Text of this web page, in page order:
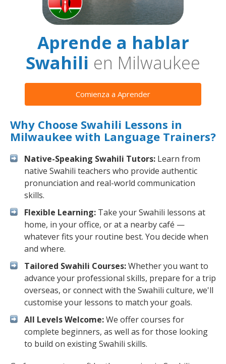
Aprende a hablar
Swahili en Milwaukee
Comienza a Aprender
Why Choose Swahili Lessons in
Milwaukee with Language Trainers?
Native-Speaking Swahili Tutors: Learn from
native Swahili teachers who provide authentic
pronunciation and real-world communication
skills.
Flexible Learning: Take your Swahili lessons at
home, in your office, or at a nearby café —
whatever fits your routine best. You decide when
and where.
Tailored Swahili Courses:Whether you want to
advance your professional skills, prepare for a trip
overseas, or connect with the Swahili culture, we'll
customise your lessons to match your goals.
All Levels Welcome:We offer courses for
complete beginners, as well as for those looking
to build on existing Swahili skills.